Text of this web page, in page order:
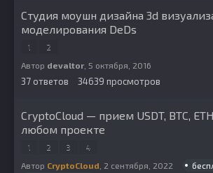
Студия моушн дизайна 3d
моделирования DeDs
1 2
Автор devaltor, 5 октября, 2016
37 ответов 34639 просмотров
CryptoCloud — прием USDT, BTC,
любом проекте
1 2 3 4
Автор CryptoCloud 2 сентября, 2022